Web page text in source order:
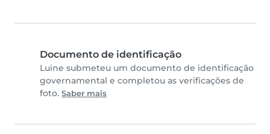
Documento de identificação
Luine submeteu um documento de identificação
governamental e completou as verificações de
foto. Saber mais